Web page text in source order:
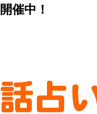
催中！